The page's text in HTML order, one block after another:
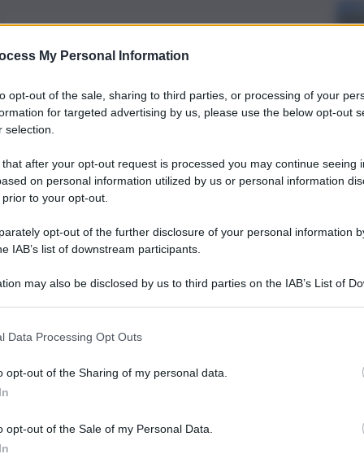
My Personal Information
opt-out of the sale, sharing to third parties, or processing of your
for targeted advertising by us, please use the below opt-out
selection.
after your opt-out request is processed you may continue seeing
on personal information utilized by us or personal information
to your opt-out.
opt-out of the further disclosure of your personal information
IAB’s list of downstream participants.
may also be disclosed by us to third parties on the IAB’s List of
Data Processing Opt Outs
opt-out of the Sharing of my personal data.
opt-out of the Sale of my Personal Data.